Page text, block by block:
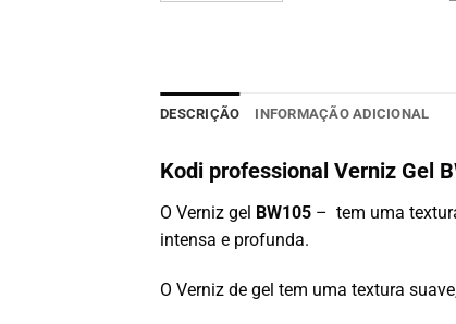
DESCRIÇÃO INFORMAÇÃO ADICIONAL
Kodi professional Verniz Gel
O Verniz gel BW105 – tem uma
intensa e profunda.
O Verniz de gel tem uma textura